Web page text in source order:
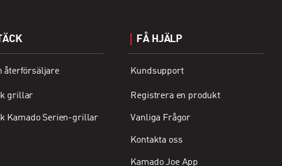
återförsäljare
grillar
Kamado Serien-grillar
FÅ HJÄLP
Kundsupport
Registrera en produkt
Vanliga Frågor
Kontakta oss
Kamado Joe App